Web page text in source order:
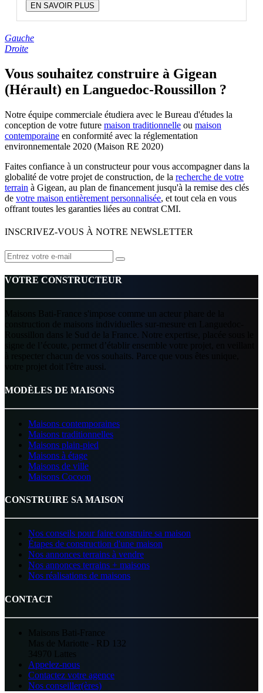
EN SAVOIR PLUS
Gauche
Droite
Vous souhaitez construire à Gigean
(Hérault) en Languedoc-Roussillon ?
Notre équipe commerciale étudiera avec le Bureau d'études la
conception de votre future maison traditionnelle ou maison
contemporaine en conformité avec la réglementation
environnementale 2020 (Maison RE 2020)
Faites confiance à un constructeur pour vous accompagner dans la
globalité de votre projet de construction, de la recherche de votre
terrain à Gigean, au plan de financement jusqu'à la remise des clés
de votre maison entièrement personnalisée, et tout cela en vous
offrant toutes les garanties liées au contrat CMI.
INSCRIVEZ-VOUS À NOTRE NEWSLETTER
VOTRE CONSTRUCTEUR
Maisons Bati-France s'impose comme un acteur phare de la
construction de maisons individuelles sur-mesure en Languedoc-
Roussillon dans le Sud de la France. Notre expertise, placée sous le
signe de l’écoute, permet d’établir ensemble votre projet, en veillant
à respecter chacun de vos souhaits. Parce que vous êtes unique,
votre projet doit l'être aussi.
MODÈLES DE MAISONS
Maisons contemporaines
Maisons traditionnelles
Maisons plain-pied
Maisons à étage
Maisons de ville
Maisons Cocoon
CONSTRUIRE SA MAISON
Nos conseils pour faire construire sa maison
Étapes de construction d'une maison
Nos annonces terrains à vendre
Nos annonces terrains + maisons
Nos réalisations de maisons
CONTACT
Maisons Bati-France
Mas de Mariotte - RD 132
34970 Lattes
Appelez-nous
Contactez votre agence
Nos conseiller(ères)